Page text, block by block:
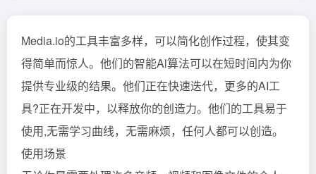
Media.io的工具丰富多样，可以简化创作过程，使其变
得简单而惊人。他们的智能Al算法可以在短时间内为你
提供专业级的结果。他们正在快速迭代，更多的AI工
具?正在开发中，以释放你的创造力。他们的工具易于
使用,无需学习曲线，无需麻烦，任何人都可以创造。
使用场景